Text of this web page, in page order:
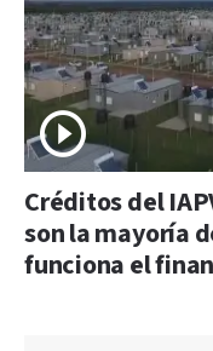
Créditos del
son la mayoría
funciona el